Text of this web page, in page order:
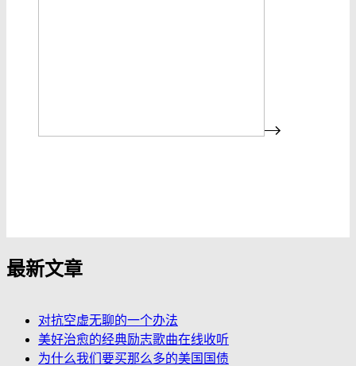
最新文章
对抗空虚无聊的一个办法
美好治愈的经典励志歌曲在线收听
为什么我们要买那么多的美国国债